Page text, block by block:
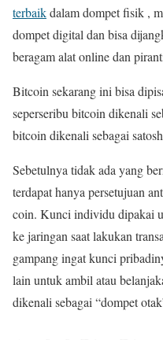
terbaikdalam dompet fisik ,
dompet digital dan bisa
beragam alat online dan
Bitcoin sekarang ini bisa
seperseribu bitcoin dikenali
bitcoin dikenali sebagai
Sebetulnya tidak ada yang
terdapat hanya persetujuan
coin. Kunci individu dipakai
ke jaringan saat lakukan
gampang ingat kunci
lain untuk ambil atau
dikenali sebagai “dompet